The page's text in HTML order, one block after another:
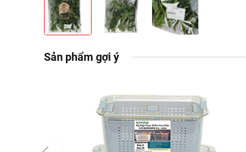
Sản phẩm gợi ý